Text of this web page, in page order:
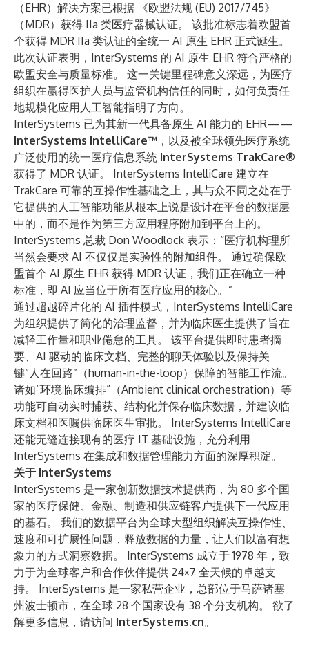
（EHR）解决方案已根据 《欧盟法规 (EU) 2017/745》
（MDR）获得 IIa 类医疗器械​认证。 该批准标志着欧盟首
个获得 MDR IIa 类认证的全统一 AI 原生 EHR​ 正式诞生。
此次认证表明，InterSystems 的 AI 原生 EHR 符合严格的
欧盟安全与质量标准。 这一关键里程碑意义深远，为医疗
组织在赢得医护人员与监管机构信任的同时，如何负责任
地规模化应用人工智能指明了方向。
InterSystems 已为其新一代具备原生 AI 能力的 EHR——
InterSystems IntelliCare™ ，以及被全球领先医疗系统
广泛使用的统一医疗信息系统 InterSystems TrakCare®​
获得了 MDR 认证。 InterSystems IntelliCare 建立在
TrakCare 可靠的互操作性基础之上，其与众不同之处在于
它提供的人工智能功能从根本上说是设计在平台的数据层
中的，而不是作为第三方应用程序附加到平台上的。
InterSystems 总裁 Don Woodlock 表示：“医疗机构理所
当然会要求 AI 不仅仅是实验性的附加组件。 通过确保欧
盟首个 AI 原生 EHR 获得 MDR 认证，我们正在确立一种
标准，即 AI 应当位于所有医疗应用的核心。”
通过超越碎片化的 AI 插件模式，InterSystems IntelliCare
为组织提供了简化的治理监督，并为临床医生提供了旨在
减轻工作量和职业倦怠的工具。 该平台提供即时患者摘
要、AI 驱动的临床文档、完整的聊天体验以及保持关
键“人在回路”（human-in-the-loop）保障的智能工作流。
诸如“环境临床编排”（Ambient clinical orchestration）等
功能可自动实时捕获、结构化并保存临床数据，并建议临
床文档和医嘱供临床医生审批。 InterSystems IntelliCare
还能无缝连接现有的医疗 IT 基础设施，充分利用
InterSystems 在集成和数据管理能力方面的深厚积淀。
关于 InterSystems
InterSystems 是一家创新数据技术提供商，为 80 多个国
家的医疗保健、金融、制造和供应链客户提供下一代应用
的基石。 我们的数据平台为全球大型组织解决互操作性、
速度和可扩展性问题，释放数据的力量，让人们以富有想
象力的方式洞察数据。 InterSystems 成立于 1978 年，致
力于为全球客户和合作伙伴提供 24×7 全天候的卓越支
持。 InterSystems 是一家私营企业，总部位于马萨诸塞
州波士顿市，在全球 28 个国家设有 38 个分支机构。 欲了
解更多信息，请访问 InterSystems.cn。